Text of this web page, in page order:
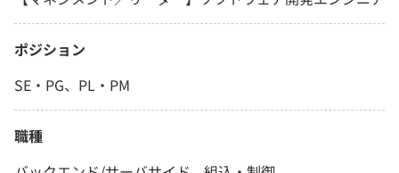
ポジション
SE・PG、PL・PM
職種